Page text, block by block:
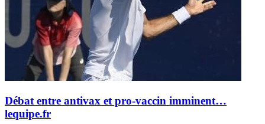
Débat entre antivax et pro-vaccin imminent…
lequipe.fr